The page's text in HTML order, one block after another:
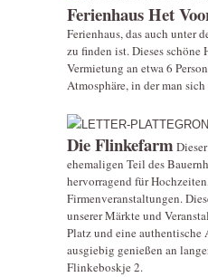
Ferienhaus Het
Ferienhaus, das auch unter
zu finden ist. Dieses schöne
Vermietung an etwa 6
Atmosphäre, in der man
Die Flinkefarm
ehemaligen Teil des
hervorragend für
Firmenveranstaltungen.
unserer Märkte und
Platz und eine authentische
ausgiebig genießen an
Flinkeboskje 2.